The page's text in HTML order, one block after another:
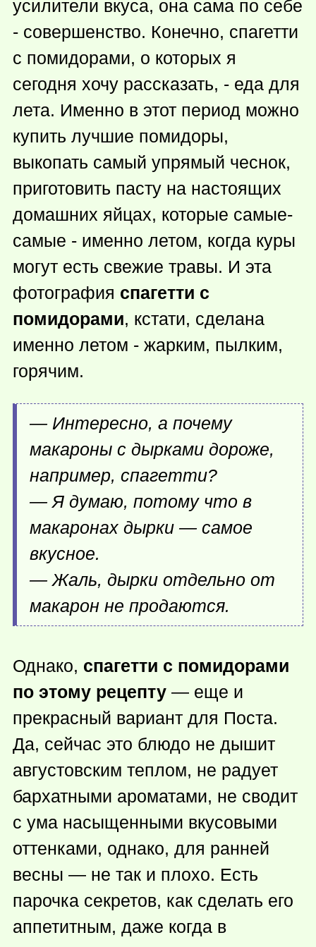
усилители вкуса, она сама по себе
- совершенство. Конечно, спагетти
с помидорами, о которых я
сегодня хочу рассказать, - еда для
лета. Именно в этот период можно
купить лучшие помидоры,
выкопать самый упрямый чеснок,
приготовить пасту на настоящих
домашних яйцах, которые самые-
самые - именно летом, когда куры
могут есть свежие травы. И эта
фотография спагетти с
помидорами, кстати, сделана
именно летом - жарким, пылким,
горячим.
— Интересно, а почему
макароны с дырками дороже,
например, спагетти?
— Я думаю, потому что в
макаронах дырки — самое
вкусное.
— Жаль, дырки отдельно от
макарон не продаются.
Однако, спагетти с помидорами
по этому рецепту — еще и
прекрасный вариант для Поста.
Да, сейчас это блюдо не дышит
августовским теплом, не радует
бархатными ароматами, не сводит
с ума насыщенными вкусовыми
оттенками, однако, для ранней
весны — не так и плохо. Есть
парочка секретов, как сделать его
аппетитным, даже когда в